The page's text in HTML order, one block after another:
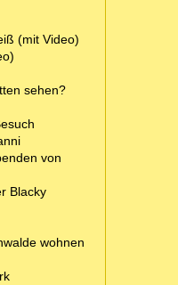
(mit Video)
sehen?
von
Blacky
wohnen